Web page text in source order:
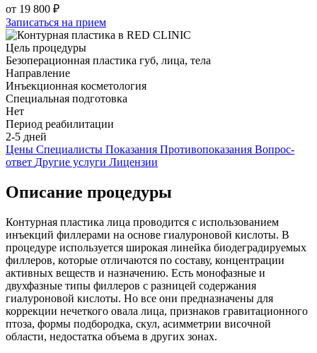
от 19 800 ₽
Записаться на прием
Цель процедуры
Безоперационная пластика губ, лица, тела
Направление
Инъекционная косметология
Специальная подготовка
Нет
Период реабилитации
2-5 дней
Цены Специалисты Показания Противопоказания Вопрос-
ответ Другие услуги Лицензии
Описание процедуры
Контурная пластика лица проводится с использованием
инъекций филлерами на основе гиалуроновой кислоты. В
процедуре используется широкая линейка биодеградируемых
филлеров, которые отличаются по составу, концентрации
активных веществ и назначению. Есть монофазные и
двухфазные типы филлеров с разницей содержания
гиалуроновой кислоты. Но все они предназначены для
коррекции нечеткого овала лица, признаков гравитационного
птоза, формы подбородка, скул, асимметрии височной
области, недостатка объема в других зонах.